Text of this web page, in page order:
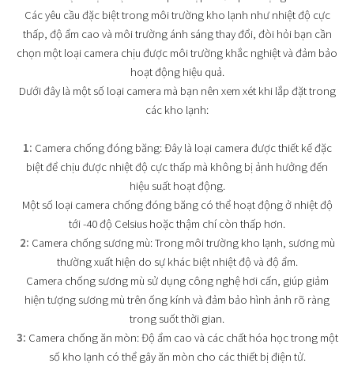
Các yêu cầu đặc biệt trong môi trường kho lạnh như nhiệt độ cực
thấp, độ ẩm cao và môi trường ánh sáng thay đổi, đòi hỏi bạn cần
chọn một loại camera chịu được môi trường khắc nghiệt và đảm bảo
hoạt động hiệu quả.
Dưới đây là một số loại camera mà bạn nên xem xét khi lắp đặt trong
các kho lạnh:
1: Camera chống đóng băng: Đây là loại camera được thiết kế đặc
biệt để chịu được nhiệt độ cực thấp mà không bị ảnh hưởng đến
hiệu suất hoạt động.
Một số loại camera chống đóng băng có thể hoạt động ở nhiệt độ
tới -40 độ Celsius hoặc thậm chí còn thấp hơn.
2: Camera chống sương mù: Trong môi trường kho lạnh, sương mù
thường xuất hiện do sự khác biệt nhiệt độ và độ ẩm.
Camera chống sương mù sử dụng công nghệ hơi cấn, giúp giảm
hiện tượng sương mù trên ống kính và đảm bảo hình ảnh rõ ràng
trong suốt thời gian.
3: Camera chống ăn mòn: Độ ẩm cao và các chất hóa học trong một
số kho lạnh có thể gây ăn mòn cho các thiết bị điện tử.